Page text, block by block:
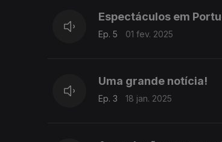
Espectáculos em
Ep. 5 01 fev. 2025
Uma grande notícia!
Ep. 3 18 jan. 2025